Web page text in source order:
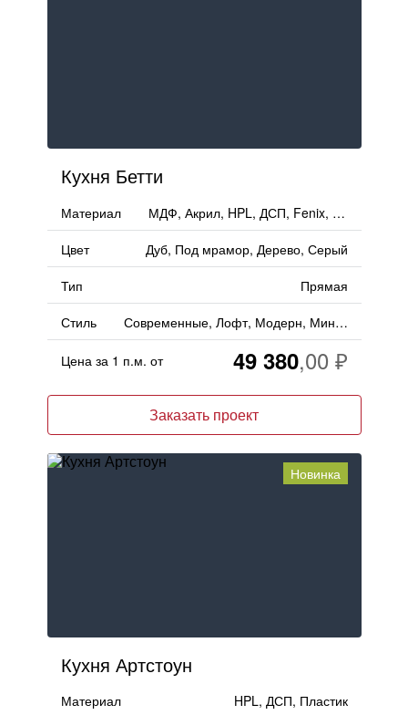
Кухня Бетти
Материал
МДФ, Акрил, HPL, ДСП, Fenix, Пластик
Цвет
Дуб, Под мрамор, Дерево, Серый
Тип
Прямая
Стиль
Современные, Лофт, Модерн, Минимализм
Цена за 1 п.м. от 49 380
Заказать проект
Новинка
Кухня Артстоун
Материал
HPL, ДСП, Пластик